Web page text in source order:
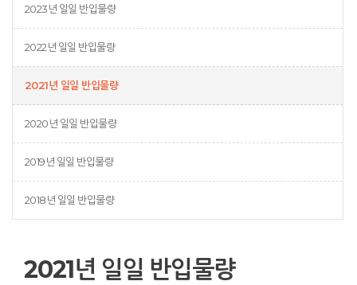
2023년 일일 반입물량
2022년 일일 반입물량
2021년 일일 반입물량
2020년 일일 반입물량
2019년 일일 반입물량
2018년 일일 반입물량
2021년 일일 반입물량